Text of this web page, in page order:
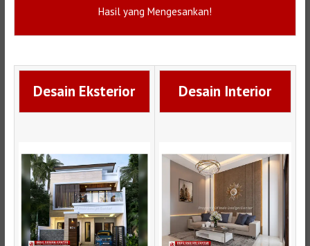
Hasil yang Mengesankan!
Desain Eksterior Desain Interior